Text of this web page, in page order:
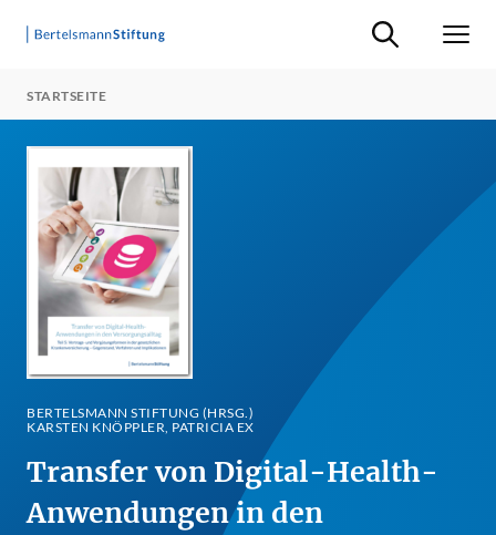
Suche ein-/
STARTSEITE
BERTELSMANN STIFTUNG (HRSG.)
KARSTEN KNÖPPLER, PATRICIA EX
Transfer von Digital-Health-
Anwendungen in den